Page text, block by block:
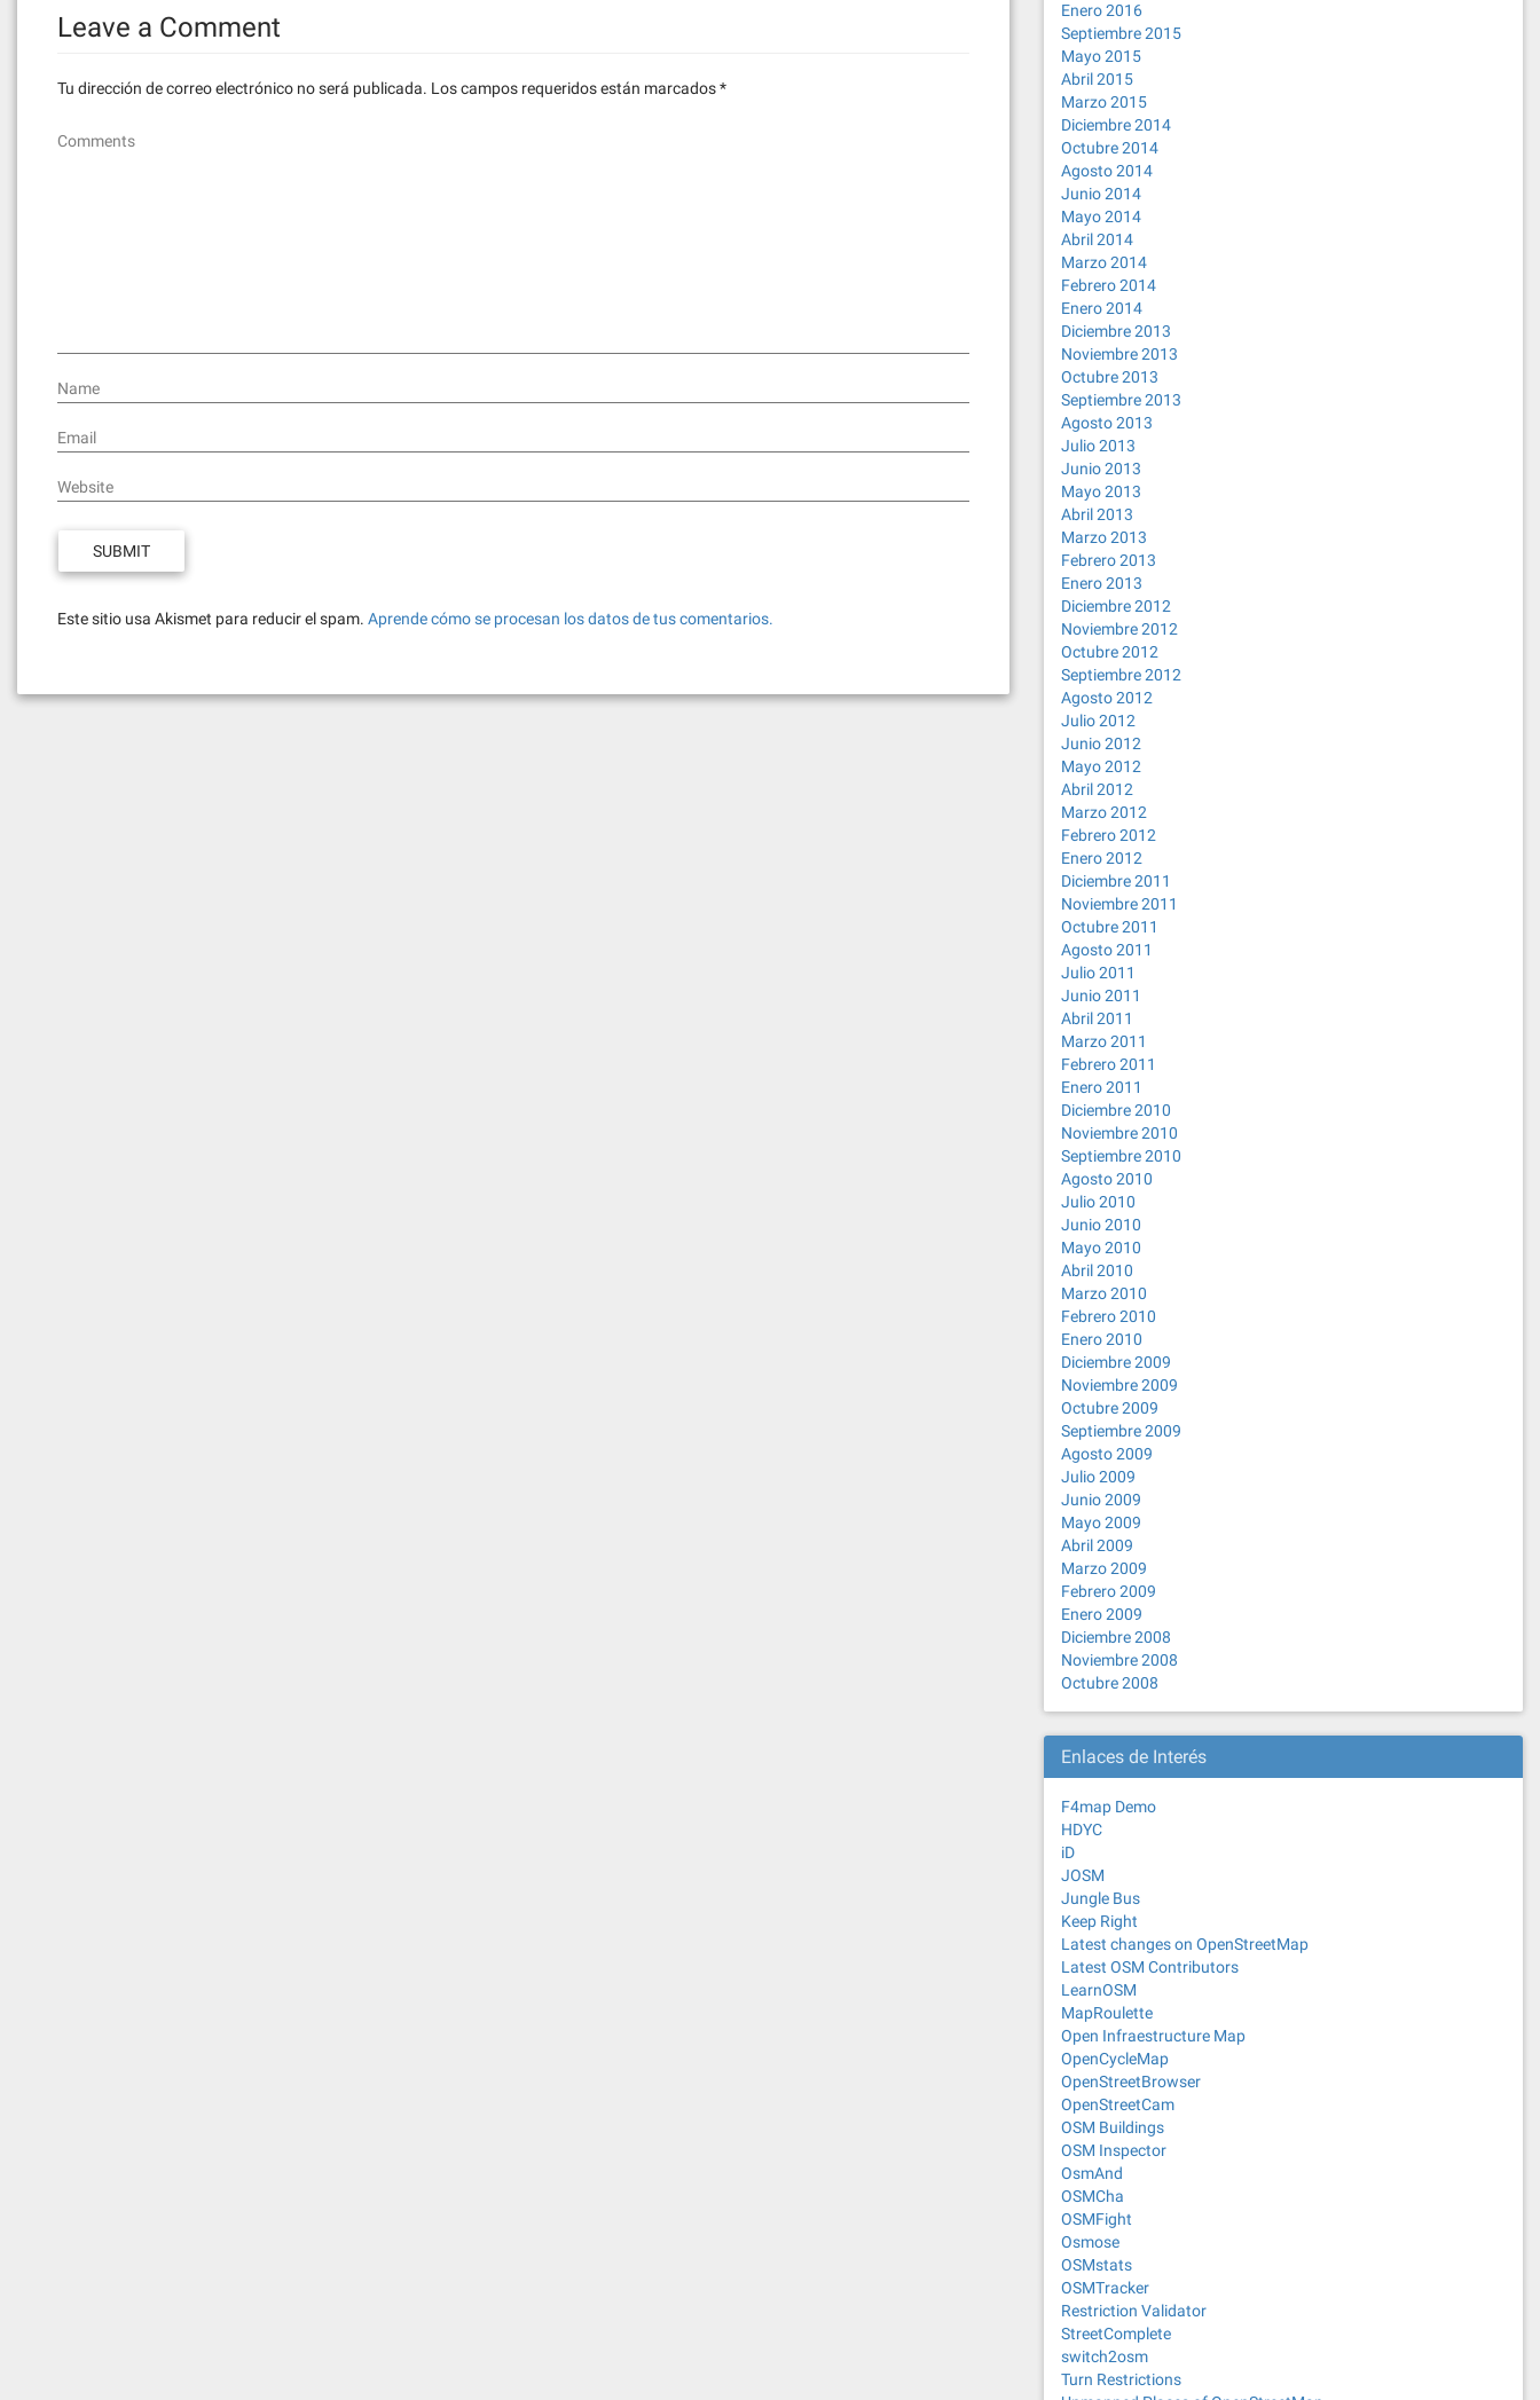
Leave a Comment
Tu dirección de correo electrónico no será publicada. Los campos requeridos están marcados*
Comments
Name
Email
Website
Este sitio usa Akismet para reducir el spam. Aprende cómo se procesan los datos de tus comentarios.
Enero 2016
Septiembre 2015
Mayo 2015
Abril 2015
Marzo 2015
Diciembre 2014
Octubre 2014
Agosto 2014
Junio 2014
Mayo 2014
Abril 2014
Marzo 2014
Febrero 2014
Enero 2014
Diciembre 2013
Noviembre 2013
Octubre 2013
Septiembre 2013
Agosto 2013
Julio 2013
Junio 2013
Mayo 2013
Abril 2013
Marzo 2013
Febrero 2013
Enero 2013
Diciembre 2012
Noviembre 2012
Octubre 2012
Septiembre 2012
Agosto 2012
Julio 2012
Junio 2012
Mayo 2012
Abril 2012
Marzo 2012
Febrero 2012
Enero 2012
Diciembre 2011
Noviembre 2011
Octubre 2011
Agosto 2011
Julio 2011
Junio 2011
Abril 2011
Marzo 2011
Febrero 2011
Enero 2011
Diciembre 2010
Noviembre 2010
Septiembre 2010
Agosto 2010
Julio 2010
Junio 2010
Mayo 2010
Abril 2010
Marzo 2010
Febrero 2010
Enero 2010
Diciembre 2009
Noviembre 2009
Octubre 2009
Septiembre 2009
Agosto 2009
Julio 2009
Junio 2009
Mayo 2009
Abril 2009
Marzo 2009
Febrero 2009
Enero 2009
Diciembre 2008
Noviembre 2008
Octubre 2008
Enlaces de Interés
F4map Demo
HDYC
iD
JOSM
Jungle Bus
Keep Right
Latest changes on OpenStreetMap
Latest OSM Contributors
LearnOSM
MapRoulette
Open Infraestructure Map
OpenCycleMap
OpenStreetBrowser
OpenStreetCam
OSM Buildings
OSM Inspector
OsmAnd
OSMCha
OSMFight
Osmose
OSMstats
OSMTracker
Restriction Validator
StreetComplete
switch2osm
Turn Restrictions